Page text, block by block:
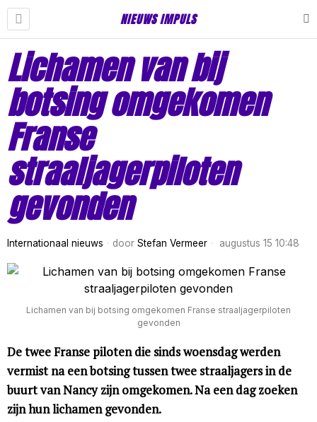
NIEUWS IMPULS
Lichamen van bij
botsing omgekomen
Franse
straaljagerpiloten
gevonden
Internationaal nieuws door Stefan Vermeer augustus 15 10:48
Lichamen van bij botsing omgekomen Franse straaljagerpiloten
gevonden
De twee Franse piloten die sinds woensdag werden
vermist na een botsing tussen twee straaljagers in de
buurt van Nancy zijn omgekomen. Na een dag zoeken
zijn hun lichamen gevonden.